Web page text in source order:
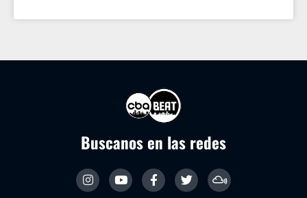
Buscanos en las redes